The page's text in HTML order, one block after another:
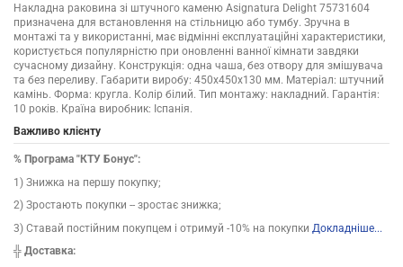
Накладна раковина зі штучного каменю Asignatura Delight 75731604
призначена для встановлення на стільницю або тумбу. Зручна в
монтажі та у використанні, має відмінні експлуатаційні характеристики,
користується популярністю при оновленні ванної кімнати завдяки
сучасному дизайну. Конструкція: одна чаша, без отвору для змішувача
та без переливу. Габарити виробу: 450x450x130 мм. Матеріал: штучний
камінь. Форма: кругла. Колір білий. Тип монтажу: накладний. Гарантія:
10 років. Країна виробник: Іспанія.
Важливо клієнту
% Програма "КТУ Бонус":
1) Знижка на першу покупку;
2) Зростають покупки -- зростає знижка;
3) Ставай постійним покупцем і отримуй -10% на покупки Докладніше...
╬ Доставка: